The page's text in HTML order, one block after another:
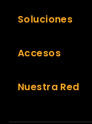
Soluciones
Accesos
Nuestra Red